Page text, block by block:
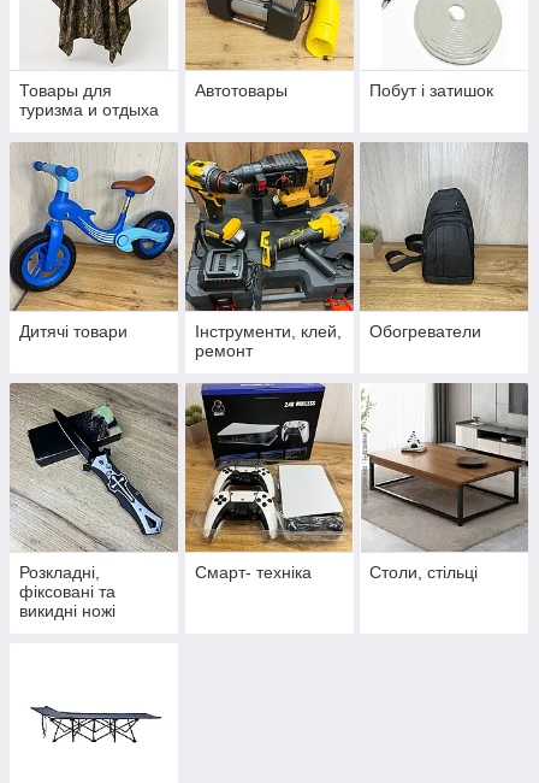
Товары для
туризма и отдыха
Автотовары Побут і затишок
Дитячі товари
Інструменти, клей,
ремонт
Обогреватели
Розкладні,
фіксовані та
викидні ножі
Смарт- техніка Столи, стільці